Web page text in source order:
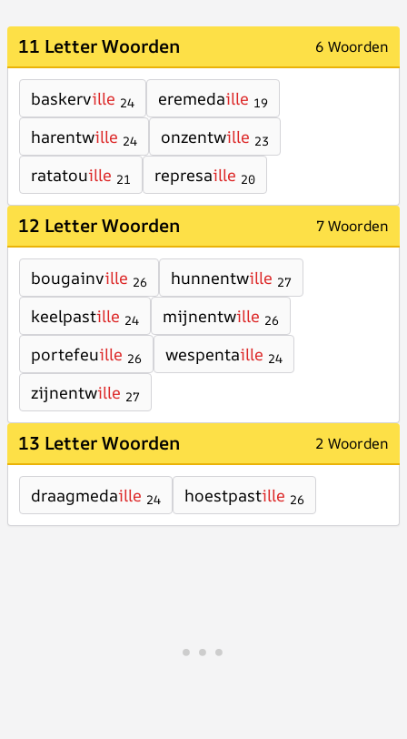
11 Letter Woorden 6 Woorden
baskerville 24 eremedaille 19
harentwille 24 onzentwille 23
ratatouille 21 represaille 20
12 Letter Woorden 7 Woorden
bougainville 26 hunnentwille 27
keelpastille 24 mijnentwille 26
portefeuille 26 wespentaille 24
zijnentwille 27
13 Letter Woorden 2 Woorden
draagmedaille 24 hoestpastille 26